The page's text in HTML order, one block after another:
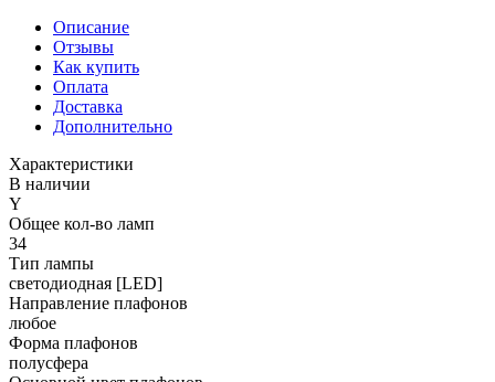
Описание
Отзывы
Как купить
Оплата
Доставка
Дополнительно
Характеристики
В наличии
Y
Общее кол-во ламп
34
Тип лампы
светодиодная [LED]
Направление плафонов
любое
Форма плафонов
полусфера